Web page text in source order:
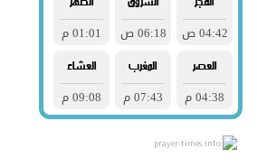
prayer-times.info